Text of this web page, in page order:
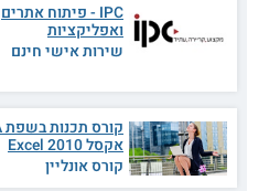
IPC - פיתוח אתרים
ואפליקציות
שירות אישי חינם
אקסל 2010 Excel
קורס אונליין